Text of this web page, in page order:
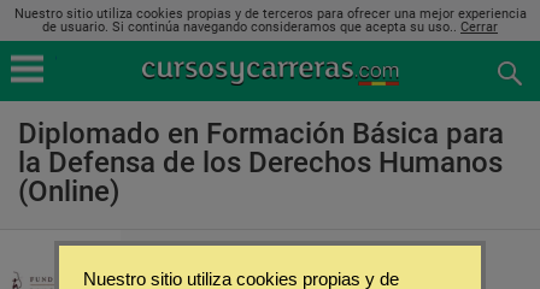
Nuestro sitio utiliza cookies propias y de terceros para ofrecer una mejor experiencia
de usuario. Si continúa navegando consideramos que acepta su uso.. Cerrar
Diplomado en Formación Básica para
la Defensa de los Derechos Humanos
(Online)
Fundación Cultural y de Estudios
Sociales
Nuestro sitio utiliza cookies propias y de